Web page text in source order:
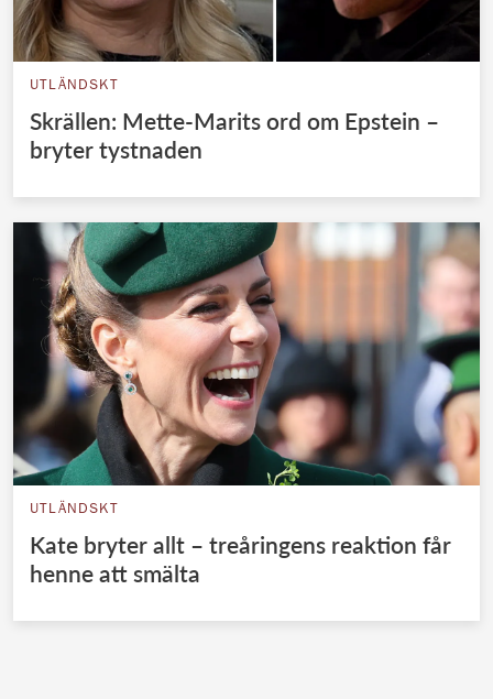
UTLÄNDSKT
Skrällen: Mette-Marits ord om Epstein –
bryter tystnaden
UTLÄNDSKT
Kate bryter allt – treåringens reaktion får
henne att smälta